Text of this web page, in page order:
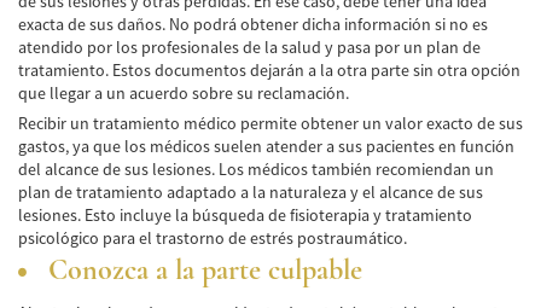
Pedestrian Accident Injuries
Pedestrian Accident Statistics
Recovering Compensation
Truck Accident
Liable Parties in a Truck Accident
exacta de sus daños. No podrá obtener dicha información si no es
atendido por los profesionales de la salud y pasa por un plan de
tratamiento. Estos documentos dejarán a la otra parte sin otra opción
que llegar a un acuerdo sobre su reclamación.
Recibir un tratamiento médico permite obtener un valor exacto de sus
gastos, ya que los médicos suelen atender a sus pacientes en función
del alcance de sus lesiones. Los médicos también recomiendan un
plan de tratamiento adaptado a la naturaleza y el alcance de sus
lesiones. Esto incluye la búsqueda de fisioterapia y tratamiento
psicológico para el trastorno de estrés postraumático.
Conozca a la parte culpable